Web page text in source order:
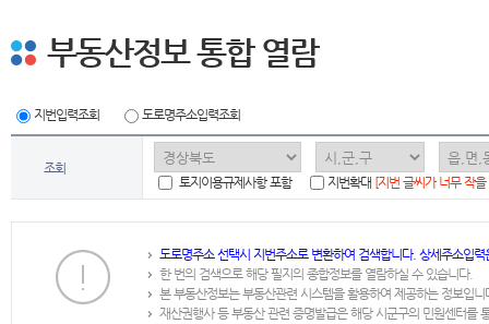
부동산정보 통합 열람
지번입력조회 도로명주소입력조회
조회
토지이용규제사항 포함
지번확대 [지번 글씨가 너무 작
도로명주소 선택시 지번주소로 변환하여 검색합니다. 상세주소입
한 번의 검색으로 해당 필지의 종합정보를 열람하실 수 있습니다.
본 부동산정보는 부동산관련 시스템을 활용하여 제공하는 정보입니
재산권행사 등 부동산 관련 증명발급은 해당 시군구의 민원센터를